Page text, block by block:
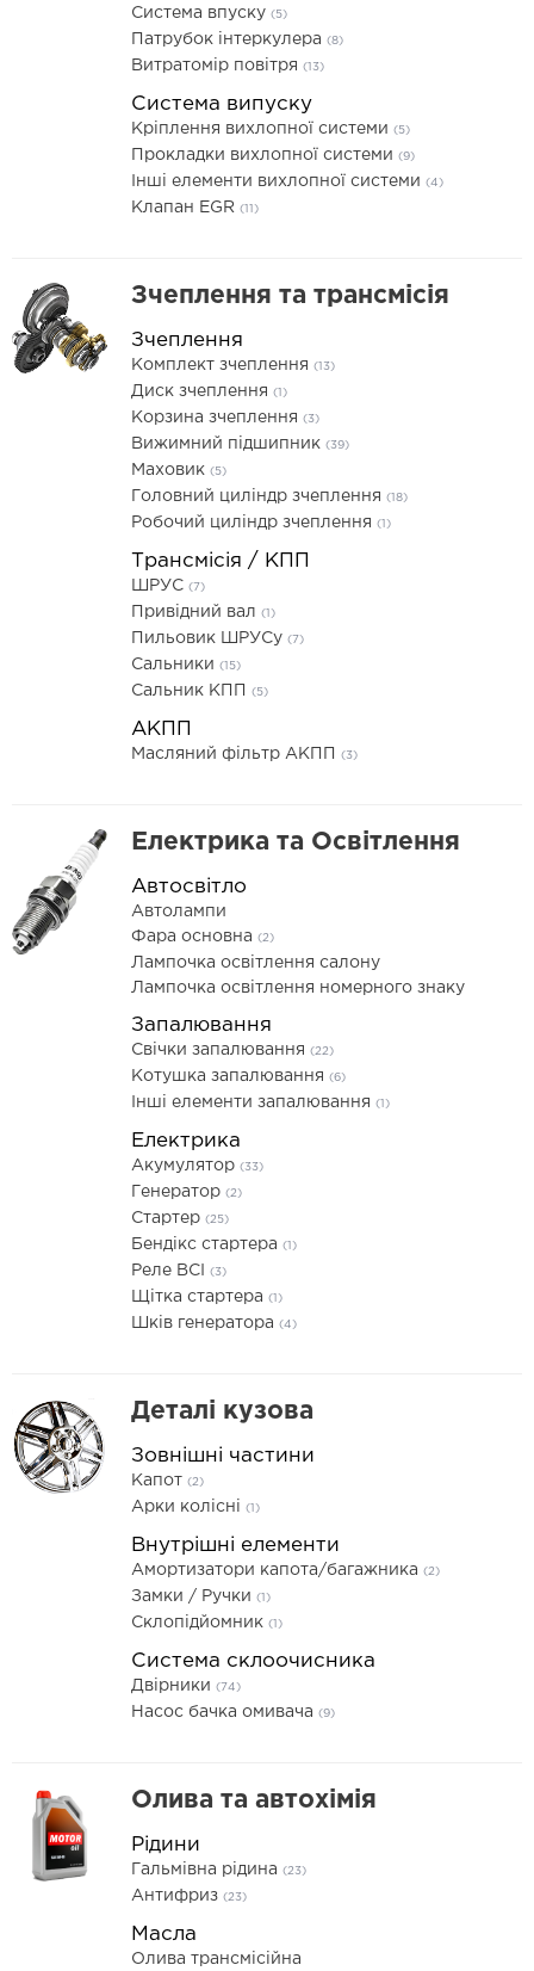
Система впуску (5)
Патрубок інтеркулера (8)
Витратомір повітря (13)
Система випуску
Кріплення вихлопної системи (5)
Прокладки вихлопної системи (9)
Інші елементи вихлопної системи (4)
Клапан EGR (11)
Зчеплення та трансмісія
Зчеплення
Комплект зчеплення (13)
Диск зчеплення (1)
Корзина зчеплення (3)
Вижимний підшипник (39)
Маховик (5)
Головний циліндр зчеплення (18)
Робочий циліндр зчеплення (1)
Трансмісія / КПП
ШРУС (7)
Привідний вал (1)
Пильовик ШРУСу (7)
Сальники (15)
Сальник КПП (5)
АКПП
Масляний фільтр АКПП (3)
Електрика та Освітлення
Автосвітло
Автолампи
Фара основна (2)
Лампочка освітлення салону
Лампочка освітлення номерного знаку
Запалювання
Свічки запалювання (22)
Котушка запалювання (6)
Інші елементи запалювання (1)
Електрика
Акумулятор (33)
Генератор (2)
Стартер (25)
Бендікс стартера (1)
Реле ВСІ (3)
Щітка стартера (1)
Шків генератора (4)
Деталі кузова
Зовнішні частини
Капот (2)
Арки колісні (1)
Внутрішні елементи
Амортизатори капота/багажника (2)
Замки / Ручки (1)
Склопідйомник (1)
Система склоочисника
Двірники (74)
Насос бачка омивача (9)
Олива та автохімія
Рідини
Гальмівна рідина (23)
Антифриз (23)
Масла
Олива трансмісійна